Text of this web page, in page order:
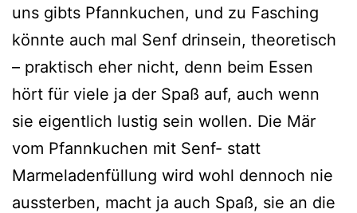
uns gibts Pfannkuchen, und zu Fasching
könn­te auch mal Senf drin­sein, theo­re­tisch
– prak­tisch eher nicht, denn beim Essen
hört für vie­le ja der Spaß auf, auch wenn
sie eigent­lich lus­tig sein wol­len. Die Mär
vom Pfannkuchen mit Senf- statt
Marmeladenfüllung wird wohl den­noch nie
aus­ster­ben, macht ja auch Spaß, sie an die